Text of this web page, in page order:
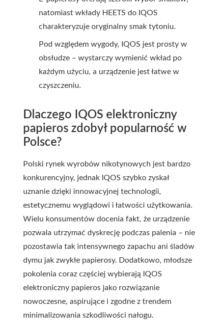
natomiast wkłady HEETS do IQOS
charakteryzuje oryginalny smak tytoniu.
Pod względem wygody, IQOS jest prosty w
obsłudze – wystarczy wymienić wkład po
każdym użyciu, a urządzenie jest łatwe w
czyszczeniu.
Dlaczego IQOS elektroniczny
papieros zdobył popularność w
Polsce?
Polski rynek wyrobów nikotynowych jest bardzo
konkurencyjny, jednak IQOS szybko zyskał
uznanie dzięki innowacyjnej technologii,
estetycznemu wyglądowi i łatwości użytkowania.
Wielu konsumentów docenia fakt, że urządzenie
pozwala utrzymać dyskrecję podczas palenia – nie
pozostawia tak intensywnego zapachu ani śladów
dymu jak zwykłe papierosy. Dodatkowo, młodsze
pokolenia coraz częściej wybierają IQOS
elektroniczny papieros jako rozwiązanie
nowoczesne, aspirujące i zgodne z trendem
minimalizowania szkodliwości nałogu.